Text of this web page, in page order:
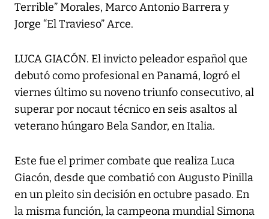
Terrible” Morales, Marco Antonio Barrera y
Jorge “El Travieso” Arce.
LUCA GIACÓN. El invicto peleador español que
debutó como profesional en Panamá, logró el
viernes último su noveno triunfo consecutivo, al
superar por nocaut técnico en seis asaltos al
veterano húngaro Bela Sandor, en Italia.
Este fue el primer combate que realiza Luca
Giacón, desde que combatió con Augusto Pinilla
en un pleito sin decisión en octubre pasado. En
la misma función, la campeona mundial Simona